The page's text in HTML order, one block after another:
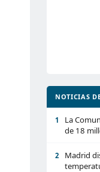
NOTICIAS
1
La
de 18
2
Madrid